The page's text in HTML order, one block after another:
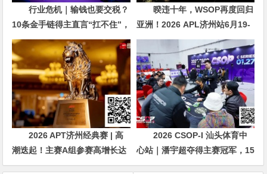
行业危机｜输钱也要交税？
10条金手链得主直言“扛不住”，
主动砍掉四分之三比赛
暌违十年，WSOP再度回归
亚洲！2026 APL济州站6月19-
28日盛大登场！
2026 APT济州经典赛 | 高
潮迭起！主赛A组参赛高增长达
676人次！中国选手 Tony Lin
2026 CSOP-I 汕头体育中
心站｜潘宇超夺得主赛冠军，15
年扑克路，圆梦CSOP！